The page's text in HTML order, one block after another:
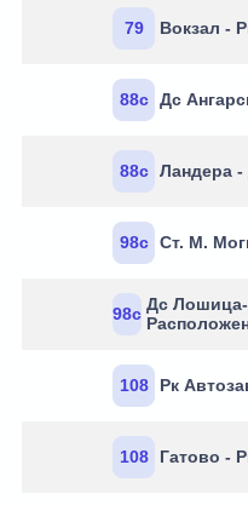
79 Вокзал -
88с Дс
88с Ландера -
98с Ст. М.
98с Дс Лошица-
108 Рк
108 Гатово -